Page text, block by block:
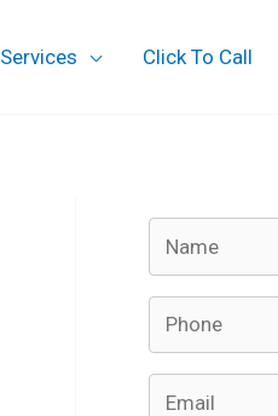
Services Click To Call